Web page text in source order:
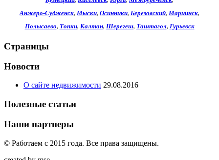
Анжеро-Судженск, Мыски, Осинники, Березовский, Мариинск,
Полысаево, Топки, Калтан, Шерегеш, Таштагол, Гурьевск
Страницы
Новости
О сайте недвижимости 29.08.2016
Полезные статьи
Наши партнеры
© Работаем c 2015 года. Все права защищены.